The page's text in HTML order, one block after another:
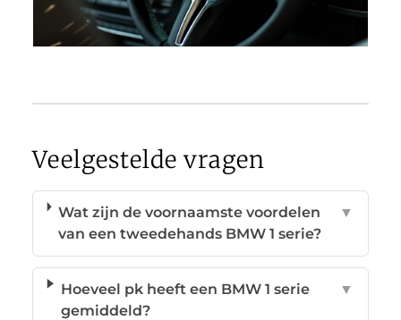
Veelgestelde vragen
Wat zijn de voornaamste voordelen
van een tweedehands BMW 1 serie?
▼
Hoeveel pk heeft een BMW 1 serie
gemiddeld?
▼